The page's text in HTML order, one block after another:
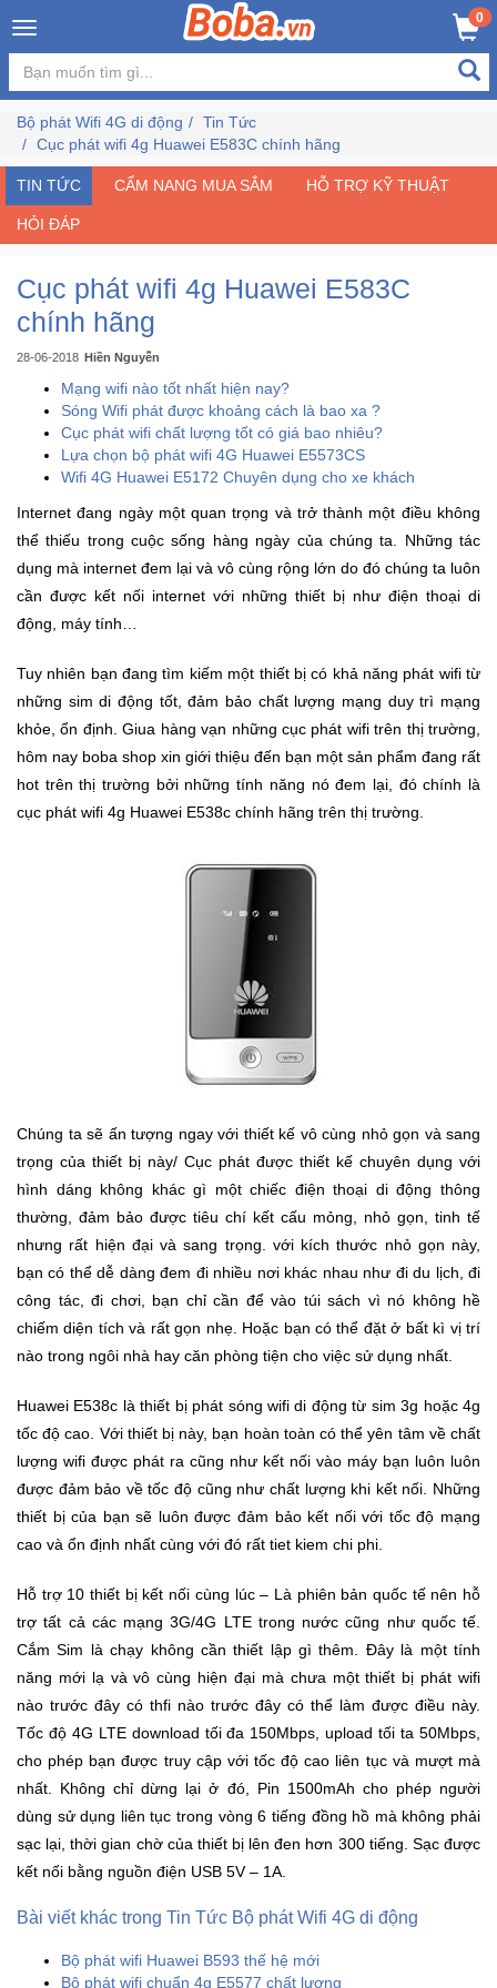
×
Đăng
nhập
ký
Chủ
Đang
Chạy
Khuyến
Mãi
Thiết
âm
thanh
Phụ
Kiện
Công
Dụng
Máy
Máy
bay
flycam
Đồ
Trẻ
Em
Đồng
Hồ
Kiện
Nhà
Cửa
Sống
Thiết
Văn
0
Bộ phát Wifi 4G di động
Tin Tức
Cục phát wifi 4g Huawei E583C chính hãng
TIN TỨC CẨM NANG MUA SẮM HỖ TRỢ KỸ THUẬT
HỎI ĐÁP
Cục phát wifi 4g Huawei E583C
chính hãng
28-06-2018 Hiền Nguyễn
Mạng wifi nào tốt nhất hiện nay?
Sóng Wifi phát được khoảng cách là bao xa ?
Cục phát wifi chất lượng tốt có giá bao nhiêu?
Lựa chọn bộ phát wifi 4G Huawei E5573CS
Wifi 4G Huawei E5172 Chuyên dụng cho xe khách
Internet đang ngày một quan trọng và trở thành một điều không
thể thiếu trong cuộc sống hàng ngày của chúng ta. Những tác
dụng mà internet đem lại và vô cùng rộng lớn do đó chúng ta luôn
cần được kết nối internet với những thiết bị như điện thoại di
động, máy tính…
Tuy nhiên bạn đang tìm kiếm một thiết bị có khả năng phát wifi từ
những sim di động tốt, đảm bảo chất lượng mạng duy trì mạng
khỏe, ổn định. Giua hàng vạn những cục phát wifi trên thị trường,
hôm nay boba shop xin giới thiệu đến bạn một sản phẩm đang rất
hot trên thị trường bởi những tính năng nó đem lại, đó chính là
cục phát wifi 4g Huawei E538c chính hãng trên thị trường.
Chúng ta sẽ ấn tượng ngay với thiết kế vô cùng nhỏ gọn và sang
trọng của thiết bị này/ Cục phát được thiết kế chuyên dụng với
hình dáng không khác gì một chiếc điện thoại di động thông
thường, đảm bảo được tiêu chí kết cấu mỏng, nhỏ gọn, tinh tế
nhưng rất hiện đại và sang trọng. với kích thước nhỏ gọn này,
bạn có thể dễ dàng đem đi nhiều nơi khác nhau như đi du lịch, đi
công tác, đi chơi, bạn chỉ cần để vào túi sách vì nó không hề
chiếm diện tích và rất gọn nhẹ. Hoặc bạn có thể đặt ở bất kì vị trí
nào trong ngôi nhà hay căn phòng tiện cho việc sử dụng nhất.
Huawei E538c là thiết bị phát sóng wifi di động từ sim 3g hoặc 4g
tốc độ cao. Với thiết bị này, bạn hoàn toàn có thể yên tâm về chất
lượng wifi được phát ra cũng như kết nối vào máy bạn luôn luôn
được đảm bảo về tốc độ cũng như chất lượng khi kết nối. Những
thiết bị của bạn sẽ luôn được đảm bảo kết nối với tốc độ mạng
cao và ổn định nhất cùng với đó rất tiet kiem chi phi.
Hỗ trợ 10 thiết bị kết nối cùng lúc – Là phiên bản quốc tế nên hỗ
trợ tất cả các mạng 3G/4G LTE trong nước cũng như quốc tế.
Cắm Sim là chạy không cần thiết lập gì thêm. Đây là một tính
năng mới lạ và vô cùng hiện đại mà chưa một thiết bị phát wifi
nào trước đây có thfi nào trước đây có thể làm được điều này.
Tốc độ 4G LTE download tối đa 150Mbps, upload tối ta 50Mbps,
cho phép bạn được truy cập với tốc độ cao liên tục và mượt mà
nhất. Không chỉ dừng lại ở đó, Pin 1500mAh cho phép người
dùng sử dụng liên tục trong vòng 6 tiếng đồng hồ mà không phải
sạc lại, thời gian chờ của thiết bị lên đen hơn 300 tiếng. Sạc được
kết nối bằng nguồn điện USB 5V – 1A.
Bài viết khác trong Tin Tức Bộ phát Wifi 4G di động
Bộ phát wifi Huawei B593 thế hệ mới
Bộ phát wifi chuẩn 4g E5577 chất lượng